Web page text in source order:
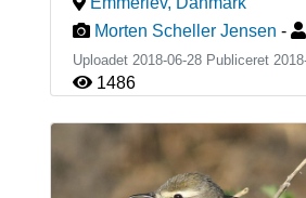
Morten Scheller Jensen -
Uploadet 2018-06-28 Publiceret
1486